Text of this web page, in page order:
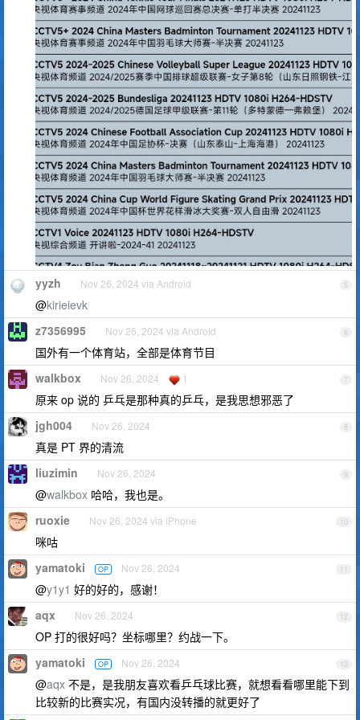
5
yyzh Nov 26, 2024 via Android
@kirieievk
6
z7356995 Nov 26, 2024 via Android
国外有一个体育站，全部是体育节目
7
walkbox Nov 26, 2024 1
原来 op 说的 乒乓是那种真的乒乓，是我思想邪恶了
8
jgh004 Nov 26, 2024
真是 PT 界的清流
9
liuzimin Nov 26, 2024
@walkbox 哈哈，我也是。
10
ruoxie Nov 26, 2024 via iPhone
咪咕
11
yamatoki OP Nov 26, 2024
@y1y1 好的好的，感谢！
12
aqx Nov 26, 2024
OP 打的很好吗？坐标哪里？约战一下。
13
yamatoki OP Nov 26, 2024
@aqx 不是，是我朋友喜欢看乒乓球比赛，就想看看哪里能下到
比较新的比赛实况，有国内没转播的就更好了